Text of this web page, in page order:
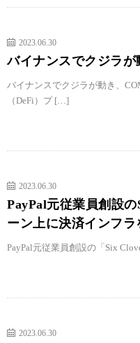
2023.06.30
バイナンスでクジラ
バイナンスでクジラが動き、
（DeFi）プ […]
2023.06.30
PayPal元従業員創設
ーン上に決済インフラ
PayPal元従業員創設の「Six
2023.06.30